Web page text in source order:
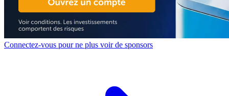
Connectez-vous pour ne plus voir de sponsors